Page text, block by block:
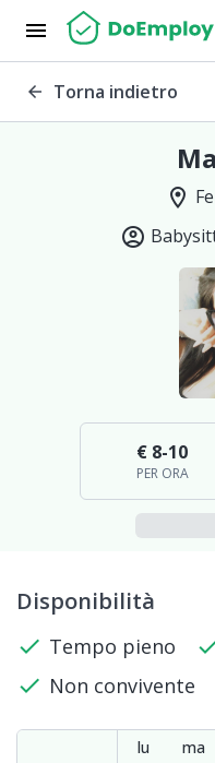
menu
arrow_back Torna indietro
location_on
account_circle
€ 8-10
PER ORA
Disponibilità
check Tempo pieno
check Non convivente
lu ma